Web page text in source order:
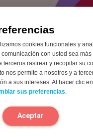
cookies funcionales y
con usted sea
terceros rastrear y recopilar su
nos permite a nosotros y a
a sus intereses. Al hacer clic
sus preferencias
Aceptar
ricos en fibra:
buenas bacterias
nueces y
zanahorias, la
fermentados:
los
complementar
kéfir, chucrut,